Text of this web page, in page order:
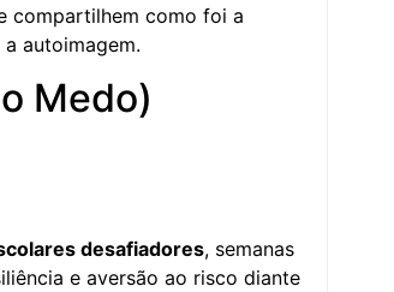
compartilhem como foi a
autoimagem.
Medo)
desafiadores, semanas
e aversão ao risco diante